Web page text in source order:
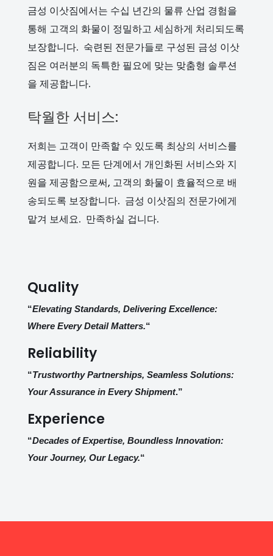
금성 이삿짐에서는 수십 년간의 물류 산업 경험을
통해 고객의 화물이 정밀하고 세심하게 처리되도록
보장합니다. 숙련된 전문가들로 구성된 금성 이삿
짐은 여러분의 독특한 필요에 맞는 맞춤형 솔루션
을 제공합니다.
탁월한 서비스:
저희는 고객이 만족할 수 있도록 최상의 서비스를
제공합니다. 모든 단계에서 개인화된 서비스와 지
원을 제공함으로써, 고객의 화물이 효율적으로 배
송되도록 보장합니다. 금성 이삿짐의 전문가에게
맡겨 보세요. 만족하실 겁니다.
Quality
“Elevating Standards, Delivering Excellence:
Where Every Detail Matters.“
Reliability
“Trustworthy Partnerships, Seamless Solutions:
Your Assurance in Every Shipment.”
Experience
“Decades of Expertise, Boundless Innovation:
Your Journey, Our Legacy.“